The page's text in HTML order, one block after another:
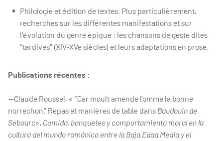
Philologie et édition de textes. Plus particulièrement,
recherches sur les différentes manifestations et sur
l'évolution du genre épique : les chansons de geste dites
"tardives" (XIV-XVe siècles) et leurs adaptations en prose.
Publications récentes :
—Claude Roussel, « “Car moult amende l’omme la bonne
norrechon.” Repas et manières de table dans Baudouin de
Sebourc», Comida, banquetes y comportamiento moral en la
cultura del mundo románico entre la Baja Edad Media y el